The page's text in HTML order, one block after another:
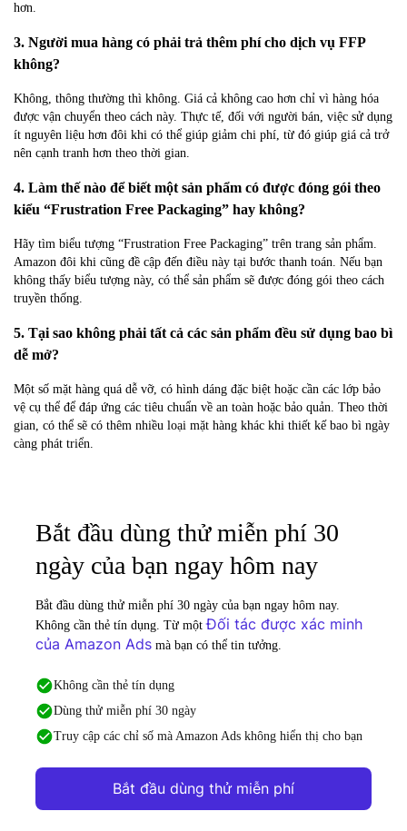
hơn.
3. Người mua hàng có phải trả thêm phí cho dịch vụ FFP
không?
Không, thông thường thì không. Giá cả không cao hơn chỉ vì hàng hóa
được vận chuyển theo cách này. Thực tế, đối với người bán, việc sử dụng
ít nguyên liệu hơn đôi khi có thể giúp giảm chi phí, từ đó giúp giá cả trở
nên cạnh tranh hơn theo thời gian.
4. Làm thế nào để biết một sản phẩm có được đóng gói theo
kiểu “Frustration Free Packaging” hay không?
Hãy tìm biểu tượng “Frustration Free Packaging” trên trang sản phẩm.
Amazon đôi khi cũng đề cập đến điều này tại bước thanh toán. Nếu bạn
không thấy biểu tượng này, có thể sản phẩm sẽ được đóng gói theo cách
truyền thống.
5. Tại sao không phải tất cả các sản phẩm đều sử dụng bao bì
dễ mở?
Một số mặt hàng quá dễ vỡ, có hình dáng đặc biệt hoặc cần các lớp bảo
vệ cụ thể để đáp ứng các tiêu chuẩn về an toàn hoặc bảo quản. Theo thời
gian, có thể sẽ có thêm nhiều loại mặt hàng khác khi thiết kế bao bì ngày
càng phát triển.
Bắt đầu dùng thử miễn phí 30
ngày của bạn ngay hôm nay
Bắt đầu dùng thử miễn phí 30 ngày của bạn ngay hôm nay.
Không cần thẻ tín dụng. Từ mộtĐối tác được xác minh
của Amazon Ads mà bạn có thể tin tưởng.
Không cần thẻ tín dụng
Dùng thử miễn phí 30 ngày
Truy cập các chỉ số mà Amazon Ads không hiển thị cho bạn
Bắt đầu dùng thử miễn phí